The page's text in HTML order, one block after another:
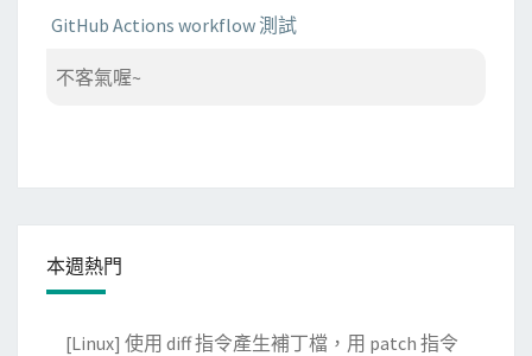
GitHub Actions workflow 測試
不客氣喔~
本週熱門
[Linux] 使用 diff 指令產生補丁檔，用 patch 指令